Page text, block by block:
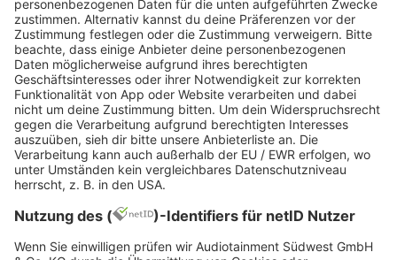
bigFM Deutschlands
biggste Beats